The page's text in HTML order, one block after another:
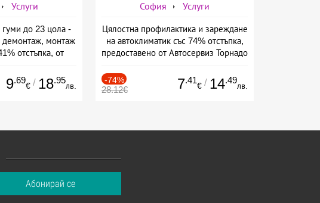
Услуги
до 23 цола -
демонтаж, монтаж
отстъпка, от
9.69
€ / 18.95
лв.
София Услуги
Цялостна профилактика и зареждане
на автоклиматик със 74% отстъпка,
предоставено от Автосервиз Торнадо
-74%
28.12€ 7.41
€ / 14.49
лв.